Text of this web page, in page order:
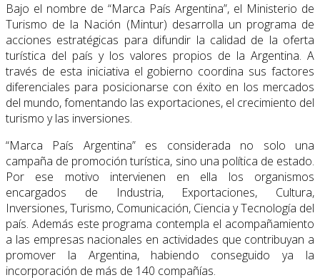
Bajo el nombre de “Marca País Argentina”, el Ministerio de
Turismo de la Nación (Min­tur) desarrolla un programa de
acciones estratégicas para difundir la calidad de la oferta
turística del país y los valores propios de la Argentina. A
través de esta iniciativa el gobierno coordina sus factores
diferenciales para posicionarse con éxito en los mercados
del mundo, fomentando las exportaciones, el crecimiento del
turismo y las inversiones.
“Marca País Argentina” es considerada no solo una
campaña de promoción turística, sino una política de estado.
Por ese motivo intervienen en ella los organismos
encargados de Industria, Exportaciones, Cultura,
Inversiones, Turismo, Comunicación, Ciencia y Tecnología del
país. Además este programa contempla el acompañamiento
a las empresas nacionales en actividades que contribuyan a
promover la Argentina, habiendo conseguido ya la
incorporación de más de 140 compañías.